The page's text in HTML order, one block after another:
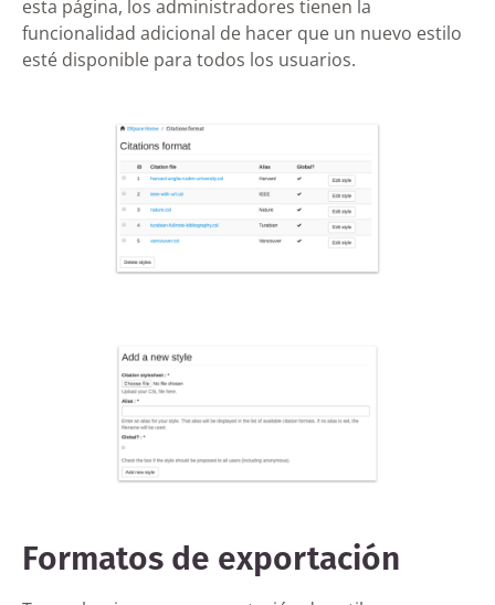
esta página, los administradores tienen la
funcionalidad adicional de hacer que un nuevo estilo
esté disponible para todos los usuarios.
Formatos de exportación